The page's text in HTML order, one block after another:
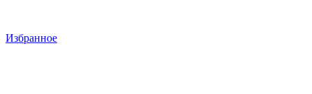
Избранное